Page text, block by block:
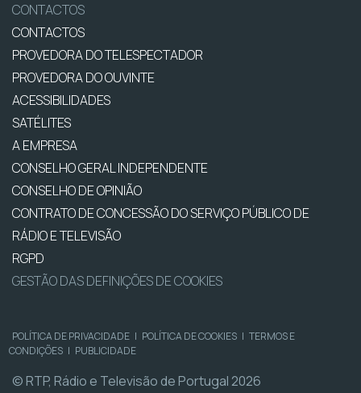
CONTACTOS
CONTACTOS
PROVEDORA DO TELESPECTADOR
PROVEDORA DO OUVINTE
ACESSIBILIDADES
SATÉLITES
A EMPRESA
CONSELHO GERAL INDEPENDENTE
CONSELHO DE OPINIÃO
CONTRATO DE CONCESSÃO DO SERVIÇO PÚBLICO DE
RÁDIO E TELEVISÃO
RGPD
GESTÃO DAS DEFINIÇÕES DE COOKIES
POLÍTICA DE PRIVACIDADE | POLÍTICA DE COOKIES | TERMOS E
CONDIÇÕES | PUBLICIDADE
© RTP, Rádio e Televisão de Portugal 2026